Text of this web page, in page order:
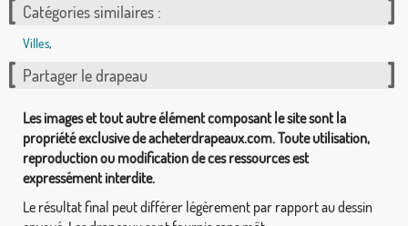
Catégories similaires :
Villes,
Partager le drapeau
Les images et tout autre élément composant le site sont la
propriété exclusive de acheterdrapeaux.com. Toute utilisation,
reproduction ou modification de ces ressources est
expressément interdite.
Le résultat final peut différer légèrement par rapport au dessin